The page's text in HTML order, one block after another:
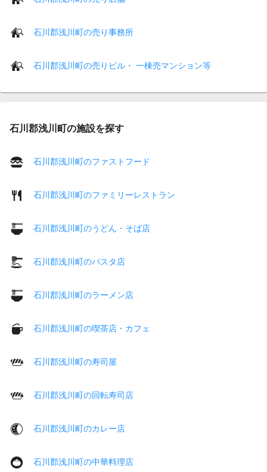
石川郡浅川町の売り事務所
石川郡浅川町の売りビル・ 一棟売マンション等
石川郡浅川町の施設を探す
石川郡浅川町のファストフード
石川郡浅川町のファミリーレストラン
石川郡浅川町のうどん・そば店
石川郡浅川町のパスタ店
石川郡浅川町のラーメン店
石川郡浅川町の喫茶店・カフェ
石川郡浅川町の寿司屋
石川郡浅川町の回転寿司店
石川郡浅川町のカレー店
石川郡浅川町の中華料理店